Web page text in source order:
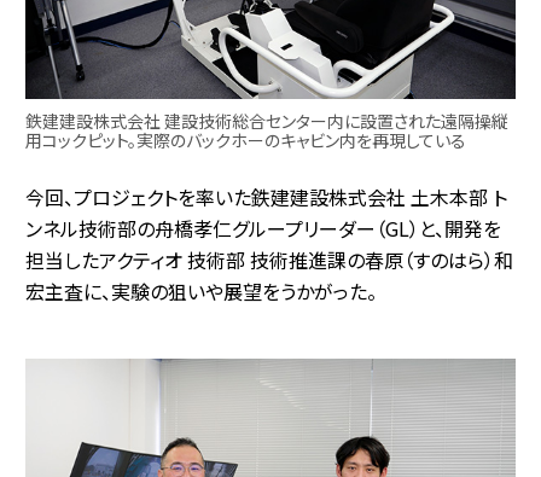
鉄建建設株式会社 建設技術総合センター内に設置された遠隔操縦
用コックピット。実際のバックホーのキャビン内を再現している
今回、プロジェクトを率いた鉄建建設株式会社 土木本部 ト
ンネル技術部の舟橋孝仁グループリーダー（GL）と、開発を
担当したアクティオ 技術部 技術推進課の春原（すのはら）和
宏主査に、実験の狙いや展望をうかがった。